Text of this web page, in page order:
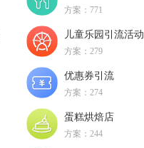
方案：771
儿童乐园引流活动
方案：279
优惠券引流
方案：274
蛋糕烘焙店
方案：244